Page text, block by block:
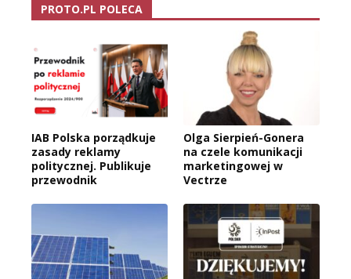
PROTO.PL POLECA
IAB Polska porządkuje
zasady reklamy
politycznej. Publikuje
przewodnik
Olga Sierpień-Gonera
na czele komunikacji
marketingowej w
Vectrze